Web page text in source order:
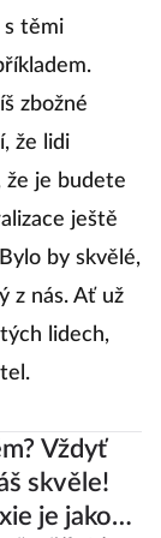
s těmi
zbožné
že lidi
že je budete
ještě
by skvělé,
z nás. Ať už
lidech,
Vždyť
skvěle!
je jako